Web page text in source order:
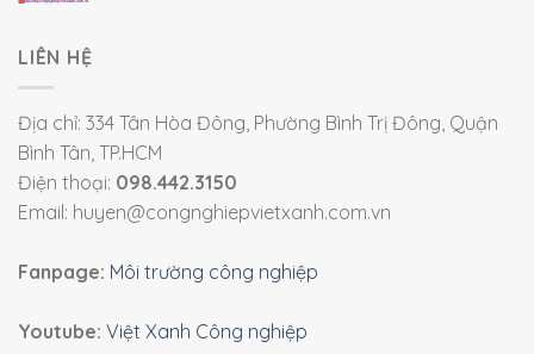
LIÊN HỆ
Địa chỉ: 334 Tân Hòa Đông, Phường Bình Trị Đông, Quận
Bình Tân, TP.HCM
Điện thoại: 098.442.3150
Email: huyen@congnghiepvietxanh.com.vn
Fanpage: Môi trường công nghiệp
Youtube: Việt Xanh Công nghiệp